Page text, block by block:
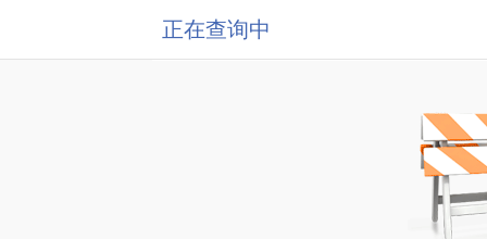
正在查询中